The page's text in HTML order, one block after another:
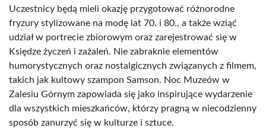
Uczestnicy będą mieli okazję przygotować różnorodne
fryzury stylizowane na modę lat 70. i 80., a także wziąć
udział w portrecie zbiorowym oraz zarejestrować się w
Księdze życzeń i zażaleń. Nie zabraknie elementów
humorystycznych oraz nostalgicznych związanych z filmem,
takich jak kultowy szampon Samson. Noc Muzeów w
Zalesiu Górnym zapowiada się jako inspirujące wydarzenie
dla wszystkich mieszkańców, którzy pragną w niecodzienny
sposób zanurzyć się w kulturze i sztuce.